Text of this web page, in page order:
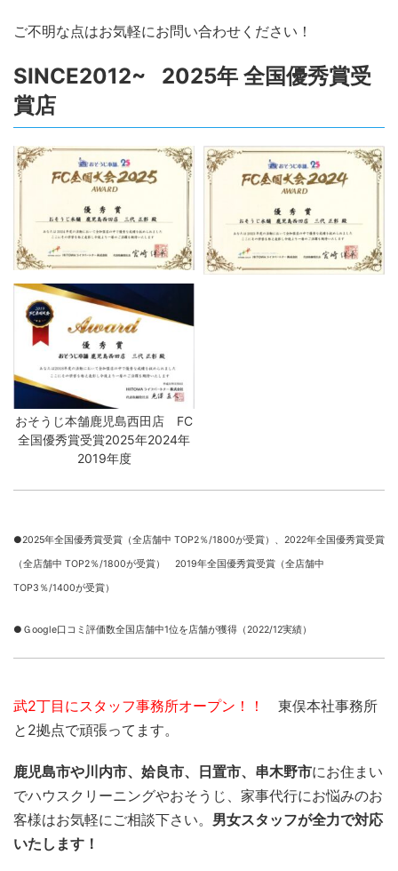
ご不明な点はお気軽にお問い合わせください！
SINCE2012~ 2025年 全国優秀賞受
賞店
おそうじ本舗鹿児島西田店 FC
全国優秀賞受賞2025年2024年
2019年度
●2025年全国優秀賞受賞（全店舗中 TOP2％/1800が受賞）、 2022年全国優秀賞受賞
（全店舗中 TOP2％/1800が受賞） 2019年全国優秀賞受賞（全店舗中
TOP3％/1400が受賞）
●Ｇoogle口コミ評価数全国店舗中1位を店舗が獲得（2022/12実績）
武2丁目にスタッフ事務所オープン！！
東俣本社事務所
と2拠点で頑張ってます。
鹿児島市や川内市、姶良市、日置市、串木野市にお住まい
でハウスクリーニングやおそうじ、家事代行にお悩みのお
客様はお気軽にご相談下さい。 男女スタッフが全力で対応
いたします！